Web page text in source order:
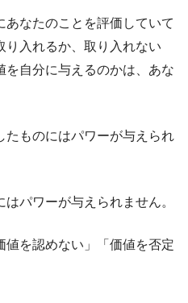
なたのことを評価していて
り入れるか、取り入れない
自分に与えるのかは、あな
たものにはパワーが与えられ
パワーが与えられません。
値を認めない」「価値を否定